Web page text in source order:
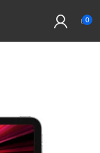
0